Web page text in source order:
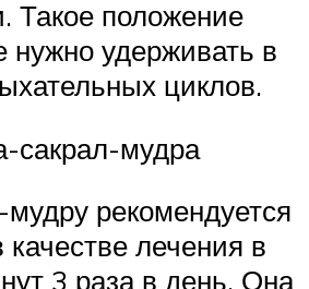
Такое положение
нужно удерживать в
циклов.
сакрал-мудра
рекомендуется
лечения в
3 раза в день. Она